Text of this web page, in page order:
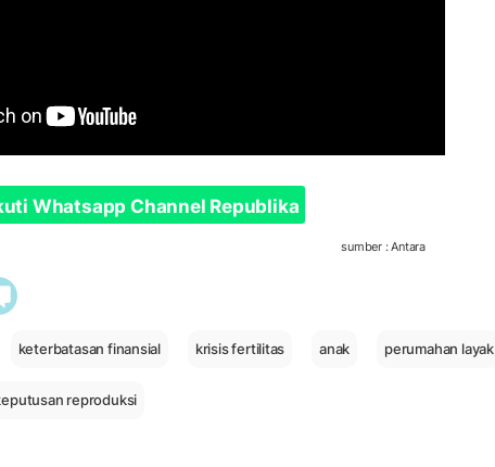
Whatsapp Channel Republika
sumber : Antara
keterbatasan finansial krisis fertilitas anak perumahan layak
reproduksi